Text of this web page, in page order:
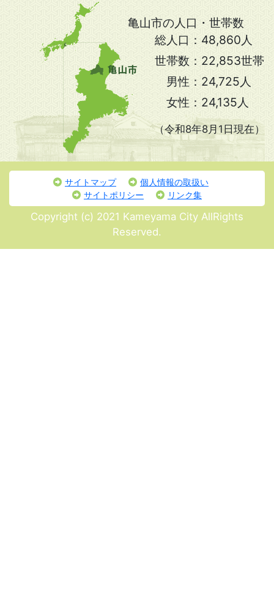
亀山市の人口・世帯数
総人口： 48,860人
世帯数： 22,853世帯
男性： 24,725人
女性： 24,135人
（令和8年8月1日現在）
サイトマップ
個人情報の取扱い
サイトポリシー
リンク集
Copyright (c) 2021 Kameyama City AllRights
Reserved.